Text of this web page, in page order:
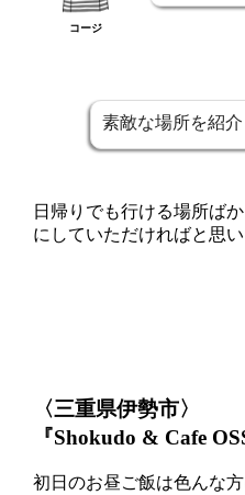
コージ
素敵な場所を紹
日帰りでも行ける場所ば
にしていただければと思い
〈三重県伊勢市〉
『Shokudo & Cafe
初日のお昼ご飯は色んな